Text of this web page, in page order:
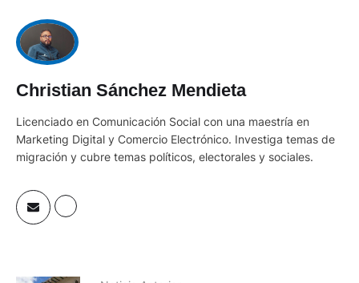
Christian Sánchez Mendieta
Licenciado en Comunicación Social con una maestría en
Marketing Digital y Comercio Electrónico. Investiga temas de
migración y cubre temas políticos, electorales y sociales.